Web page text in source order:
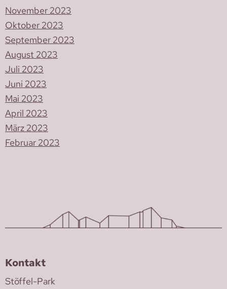
November 2023
Oktober 2023
September 2023
August 2023
Juli 2023
Juni 2023
Mai 2023
April 2023
März 2023
Februar 2023
Kontakt
Stöffel-Park